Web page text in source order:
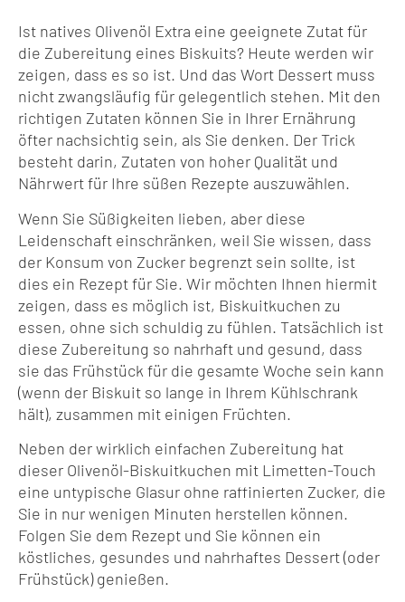
Ist natives Olivenöl Extra eine geeignete Zutat für
die Zubereitung eines Biskuits? Heute werden wir
zeigen, dass es so ist. Und das Wort Dessert muss
nicht zwangsläufig für gelegentlich stehen. Mit den
richtigen Zutaten können Sie in Ihrer Ernährung
öfter nachsichtig sein, als Sie denken. Der Trick
besteht darin, Zutaten von hoher Qualität und
Nährwert für Ihre süßen Rezepte auszuwählen.
Wenn Sie Süßigkeiten lieben, aber diese
Leidenschaft einschränken, weil Sie wissen, dass
der Konsum von Zucker begrenzt sein sollte, ist
dies ein Rezept für Sie. Wir möchten Ihnen hiermit
zeigen, dass es möglich ist, Biskuitkuchen zu
essen, ohne sich schuldig zu fühlen. Tatsächlich ist
diese Zubereitung so nahrhaft und gesund, dass
sie das Frühstück für die gesamte Woche sein kann
(wenn der Biskuit so lange in Ihrem Kühlschrank
hält), zusammen mit einigen Früchten.
Neben der wirklich einfachen Zubereitung hat
dieser Olivenöl-Biskuitkuchen mit Limetten-Touch
eine untypische Glasur ohne raffinierten Zucker, die
Sie in nur wenigen Minuten herstellen können.
Folgen Sie dem Rezept und Sie können ein
köstliches, gesundes und nahrhaftes Dessert (oder
Frühstück) genießen.